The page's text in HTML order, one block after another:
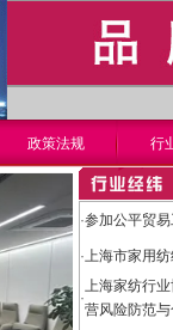
政策法规 行
·参加公平贸
·上海市家用
·
上海家纺行
营风险防范